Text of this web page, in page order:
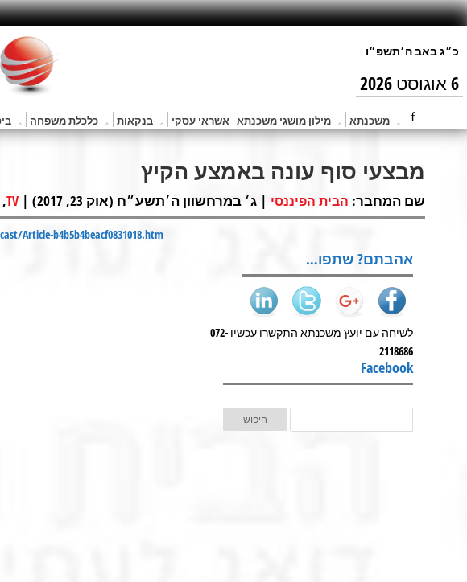
6 אוגוסט 2026
משכנתא מילון מושגי משכנתא אשראי עסקי בנקאות כלכלת משפחה
מבצעי סוף עונה באמצע הקיץ
שם המחבר: הבית הפיננסי | ג׳ במרחשוון ה׳תשע״ח (אוק 23, 2017) | TV
,
Article-b4b5b4beacf0831018.htm
אהבתם? שתפו…
לשיחה עם יועץ משכנתא התקשרו עכשיו 072-
2118686
Facebook